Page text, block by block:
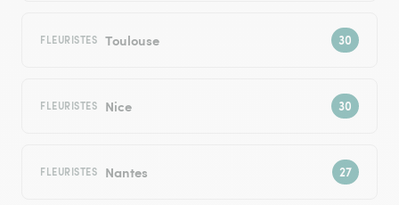
FLEURISTES Toulouse
FLEURISTES Nice
FLEURISTES Nantes